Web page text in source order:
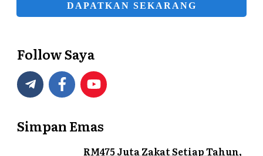
DAPATKAN SEKARANG
Follow Saya
Simpan Emas
RM475 Juta Zakat Setiap Tahun,